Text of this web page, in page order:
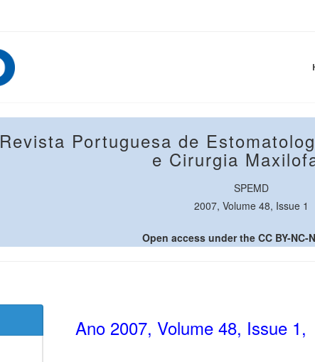
Revista Portuguesa de
e Cirurgia
SPEMD
2007, Volume 48, Issue 1
Open access under the CC BY-NC-
Ano 2007, Volume 48, Issue 1,